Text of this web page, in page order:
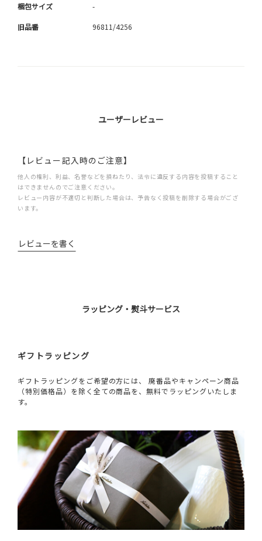
梱包サイズ -
旧品番 96811/4256
ユーザーレビュー
【レビュー記入時のご注意】
他人の権利、利益、名誉などを損ねたり、法令に違反する内容を投稿すること
はできませんのでご注意ください。
レビュー内容が不適切と判断した場合は、予告なく投稿を削除する場合がござ
います。
レビューを書く
ラッピング・熨斗サービス
ギフトラッピング
ギフトラッピングをご希望の方には、 廃番品やキャンペーン商品
（特別価格品）を除く全ての商品を、無料でラッピングいたしま
す。